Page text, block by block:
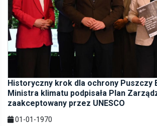
Historyczny krok dla ochrony Puszczy
Ministra klimatu podpisała Plan
zaakceptowany przez UNESCO
01-01-1970